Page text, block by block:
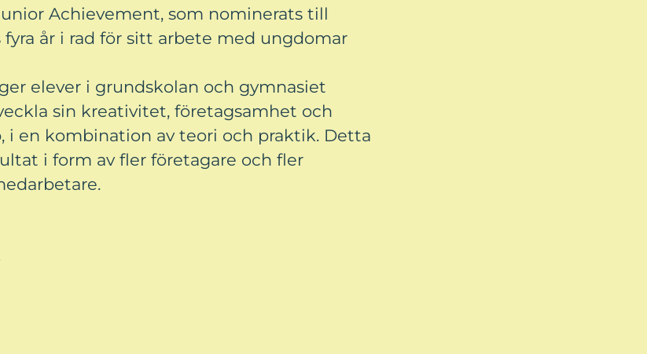
Achievement, som nominerats till
fyra år i rad för sitt arbete med ungdomar
elever i grundskolan och gymnasiet
sin kreativitet, företagsamhet och
i en kombination av teori och praktik. Detta
i form av fler företagare och fler